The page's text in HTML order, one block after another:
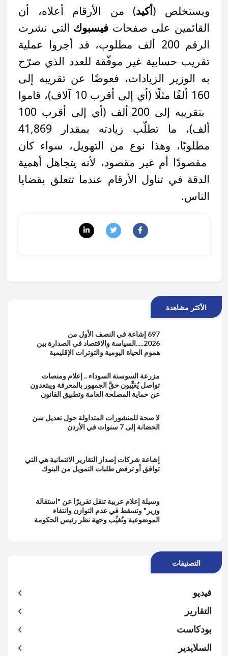
ويستخلص (أكيد) من الأرقام أعلاه، أن
القائمين على صفحات فيسبوك التي نشرت
الرقم 200 ألف مطلوب، قد أجروا عملية
تقريب حسابية غير موفّقة للعدد الذي صرّح
به الوزير الزيادات، فعوضًا عن تقريبه إلى
160 ألفًا مثلًا (أي إلى أقرب 10 آلاف)، قاموا
بتقريبه إلى 200 ألف (أي إلى أقرب 100
ألف)، ما تطلّب زيادته بمقدار 41,869
مطلوبًا، وهذا نوع من التهويل، سواء كان
مقصودًا أم غير مقصود، لأنه يتجاهل أهمية
الدقة في تناول الأرقام عندما تتعلق بقضايا
الناس.
الأكثر مشاهدة
697 إشاعة في النصف الأول من
2026.....السياسة والاقتصاد في الصدارة بين
هموم الحياة اليومية والتوترات الإقليمية
مزرعة السوسنة السوداء .. إعلام ومنصات
تواصل يُغيِّبون حقَّ الجمهور بالمعرفة ويبتعدون
عن حماية المصلحة العامة وتطبيق القانون
لا صحة للمنشورات المتداولة حول تعديل سن
الحضانة إلى 7 سنوات في الأردن
إشاعة شركات إصدار التقارير الائتمانية هي التي
توافق أو ترفض طلبات التمويل من البنوك
وسيلة إعلام عربية تنقل تقريرًا عن "استقالة
وزير" وتسقط في عدم التوازن وانتفاء
الموضوعية وتُغيِّب وجهة نظر رئيس الحكومة
التصنيفات
فيديو
التقارير
بودكاست
السلايدير